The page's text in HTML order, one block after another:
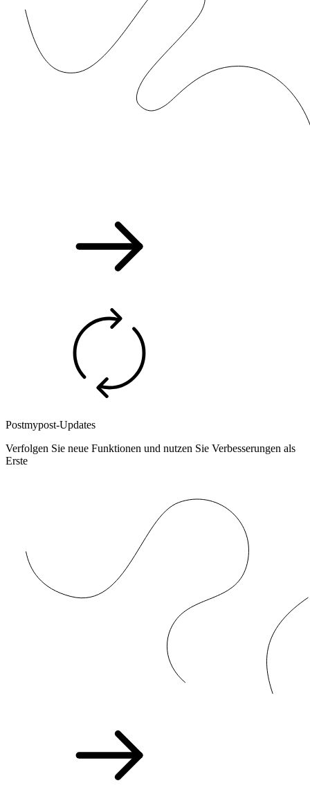
Postmypost-Updates
Verfolgen Sie neue Funktionen und nutzen Sie Verbesserungen als
Erste